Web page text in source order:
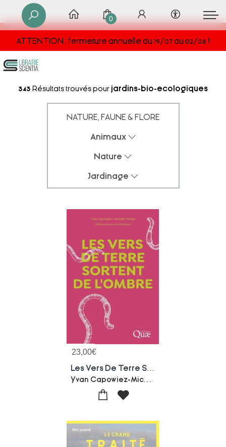
ATTENTION : fermeture annuelle du 19/07 au 02/08 !
0
343 Résultats trouvés pour jardins-bio-ecologiques
NATURE, FAUNE & FLORE
Animaux
Nature
Jardinage
23,00€